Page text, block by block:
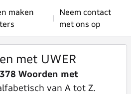
maken
|
Neem contact
met ons op
met UWER
378 Woorden met
van A tot Z.